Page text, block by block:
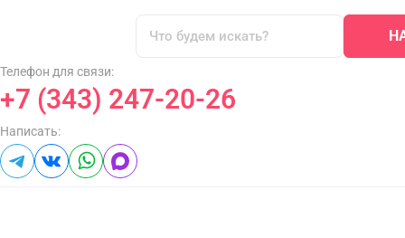
Телефон для связи:
+7 (343) 247-20-26
Написать: